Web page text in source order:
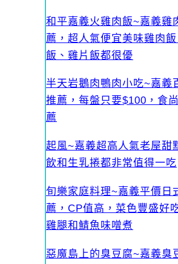
和平嘉義火雞肉飯~嘉義雞
薦，超人氣便宜美味雞肉
飯、雞片飯都很優
半天岩鵝肉鴨肉小吃~嘉義
推薦，每盤只要$100，食
薦
起風~嘉義超高人氣老屋甜
飲和生乳捲都非常值得一吃
旬樂家庭料理~嘉義平價日
薦，CP值高，菜色豐盛好
雞腿和鯖魚味噌煮
惡魔島上的臭豆腐~嘉義臭